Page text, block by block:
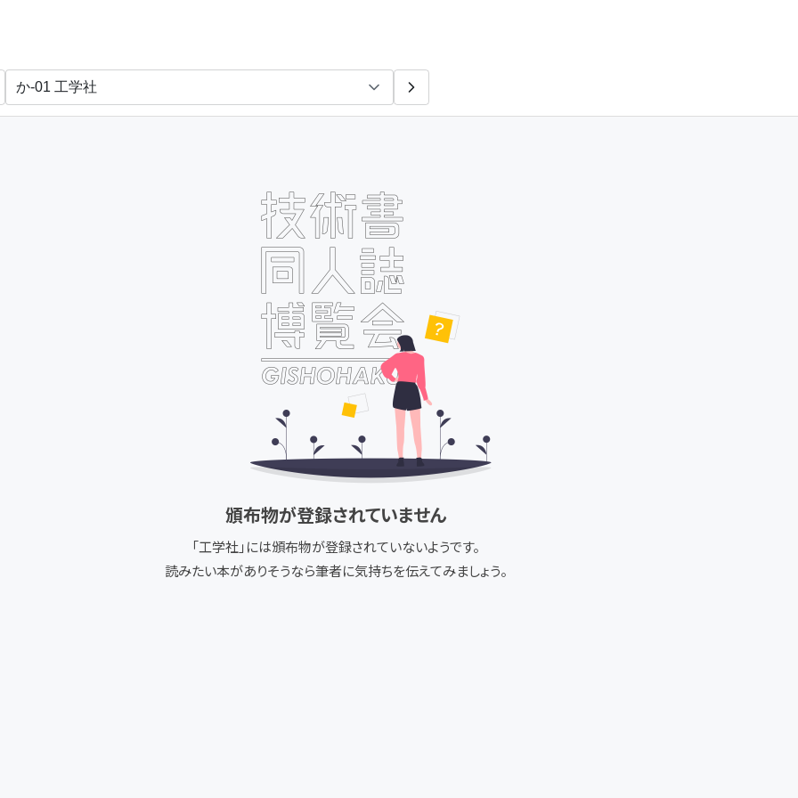
法人LPI-Japan 株式会社秀和システム
頒布物が登録されていません
「工学社」には頒布物が登録されていないようです。
読みたい本がありそうなら筆者に気持ちを伝えてみましょう。